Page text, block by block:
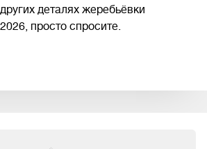
деталях жеребьёвки
просто спросите.